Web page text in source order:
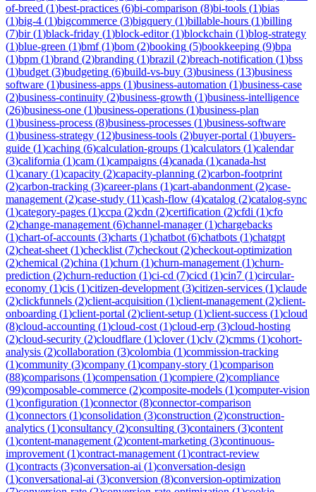
of-breed (1)best-practices (6)bi-comparison (8)bi-tools (1)bias
(1)big-4 (1)bigcommerce (3)bigquery (1)billable-hours (1)billing
(7)bir(1)black-friday (1)block-editor(1)blockchain (1)blog-strategy
(1)blue-green (1)bmf(1)bom (2)booking (5)bookkeeping (9)bpa
(1)bpm (1)brand (2)branding (1)brazil (2)breach-notification (1)bss
(1)budget (3)budgeting (6)build-vs-buy (3)business (13)business
software (1)business-apps (1)business-automation (1)business-case
(2)business-continuity (2)business-growth (1)business-intelligence
(26)business-one (1)business-operations (1)business-plan
(1)business-process (8)business-processes (1)business-software
(1)business-strategy (12)business-tools (2)buyer-portal (1)buyers-
guide (1)caching (6)calculation-groups (1)calculators (1)calendar
(3)california (1)cam (1)campaigns (4)canada (1)canada-hst
(1)canary (1)capacity (2)capacity-planning (2)carbon-footprint
(2)carbon-tracking (3)career-plans (1)cart-abandonment (2)case-
management (2)case-study (11)cash-flow (4)catalog (2)catalog-sync
(1)category-pages (1)ccpa (2)cdn (2)certification (2)cfdi (1)cfo
(2)change-management (6)channel-manager(1)chargebacks
(1)chart-of-accounts (3)charts (1)chatbot (6)chatbots (1)chatgpt
(2)cheat-sheet (1)checklist (7)checkout (2)checkout-optimization
(2)chemical (2)china (1)churn (1)churn-management (1)churn-
prediction (2)churn-reduction (1)ci-cd (7)cicd (1)cin7 (1)circular-
economy (1)cis (1)citizen-development (3)citizen-services (1)claude
(2)clickfunnels (2)client-acquisition (1)client-management (2)client-
onboarding (1)client-portal (2)client-setup (1)client-success (1)cloud
(8)cloud-accounting (1)cloud-cost (1)cloud-erp (3)cloud-hosting
(2)cloud-security (2)cloudflare (1)clover(1)clv (2)cmms (1)cohort-
analysis (2)collaboration (3)colombia (1)commission-tracking
(1)community (3)company (1)company-story (1)comparison
(88)comparisons (1)compensation (1)compiere (2)compliance
(99)composable-commerce (2)composite-models (1)computer-vision
(1)configuration (1)connector(8)connector-comparison
(1)connectors (1)consolidation (3)construction (2)construction-
analytics (1)consultancy (2)consulting (3)containers (3)content
(1)content-management (2)content-marketing (3)continuous-
improvement (1)contract-management (1)contract-review
(1)contracts (3)conversation-ai (1)conversation-design
(1)conversational-ai (3)conversion (8)conversion-optimization